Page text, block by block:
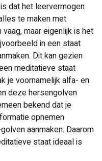
dat het leervermogen
te maken met
maar eigenlijk is het
in een staat
Dit kan gezien
meditatieve staat
je voornamelijk alfa- en
deze hersengolven
bekend dat je
opnemen
aanmaken. Daarom
staat ideaal is